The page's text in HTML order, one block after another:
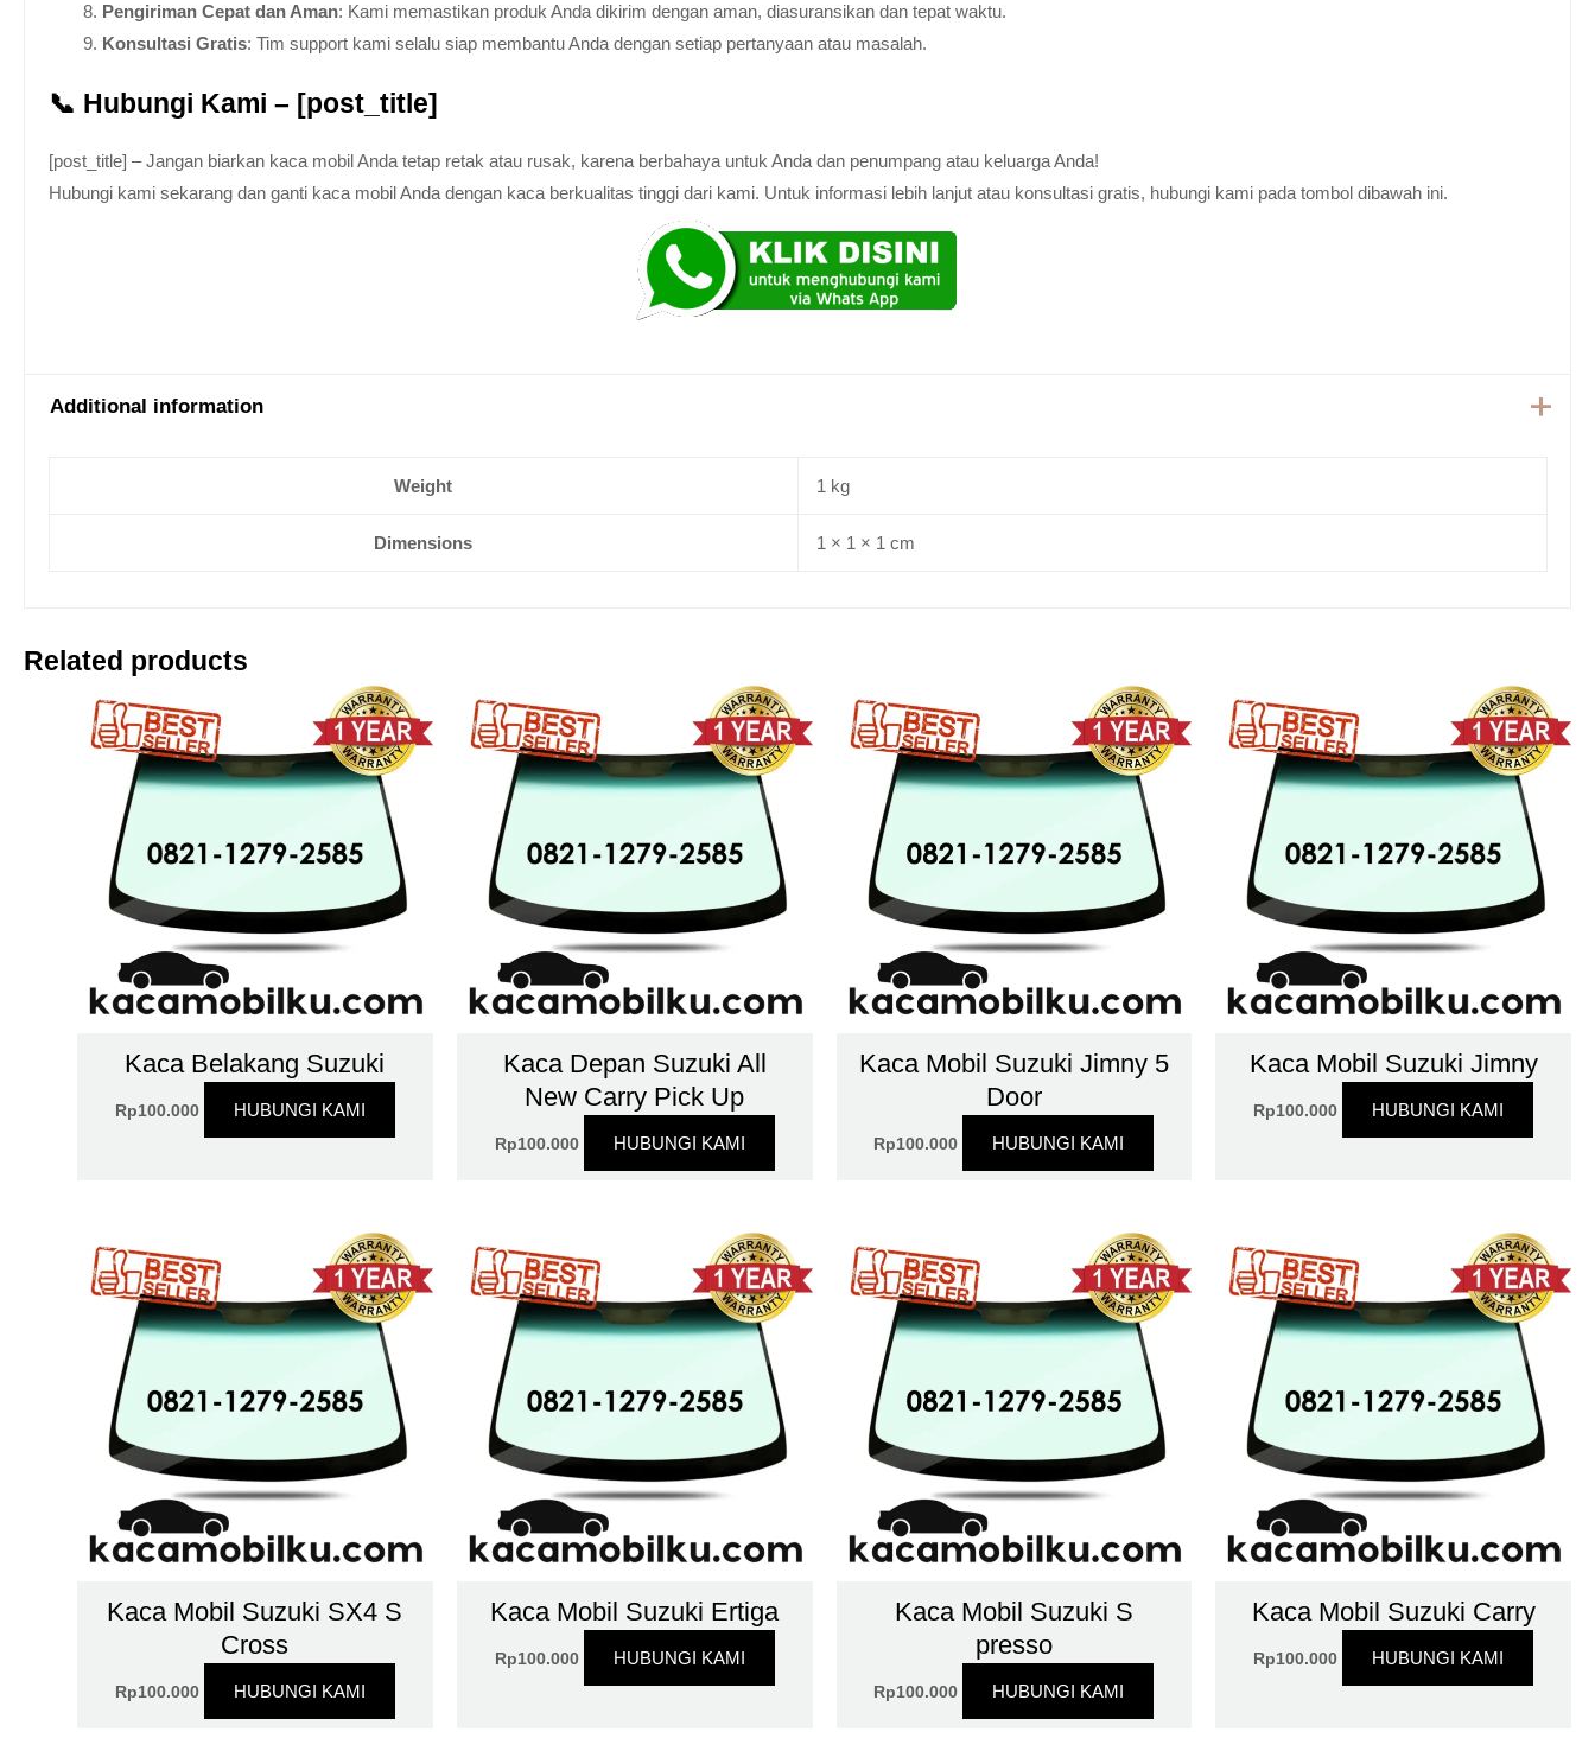
Pengiriman Cepat dan Aman: Kami memastikan produk Anda dikirim dengan aman, diasuransikan dan tepat waktu.
Konsultasi Gratis: Tim support kami selalu siap membantu Anda dengan setiap pertanyaan atau masalah.
📞 Hubungi Kami – [post_title]
[post_title] – Jangan biarkan kaca mobil Anda tetap retak atau rusak, karena berbahaya untuk Anda dan penumpang atau keluarga Anda!
Hubungi kami sekarang dan ganti kaca mobil Anda dengan kaca berkualitas tinggi dari kami. Untuk informasi lebih lanjut atau konsultasi gratis, hubungi kami pada tombol dibawah ini.
Additional information
Weight 1 kg
Dimensions 1 × 1 × 1 cm
Related products
Kaca Belakang Suzuki
Rp100.000 HUBUNGI KAMI
Kaca Depan Suzuki All
New Carry Pick Up
Rp100.000 HUBUNGI KAMI
Kaca Mobil Suzuki Jimny 5
Door
Rp100.000 HUBUNGI KAMI
Kaca Mobil Suzuki Jimny
Rp100.000 HUBUNGI KAMI
Kaca Mobil Suzuki SX4 S
Cross
Rp100.000 HUBUNGI KAMI
Kaca Mobil Suzuki Ertiga
Rp100.000 HUBUNGI KAMI
Kaca Mobil Suzuki S
presso
Rp100.000 HUBUNGI KAMI
Kaca Mobil Suzuki Carry
Rp100.000 HUBUNGI KAMI